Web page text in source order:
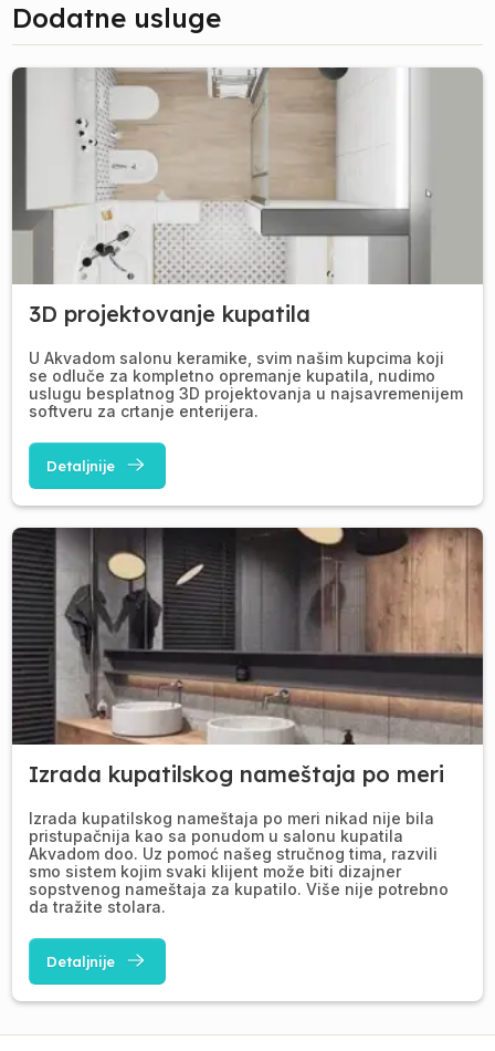
Dodatne usluge
3D projektovanje kupatila
U Akvadom salonu keramike, svim našim kupcima koji
se odluče za kompletno opremanje kupatila, nudimo
uslugu besplatnog 3D projektovanja u najsavremenijem
softveru za crtanje enterijera.
Detaljnije
Izrada kupatilskog nameštaja po meri
Izrada kupatilskog nameštaja po meri nikad nije bila
pristupačnija kao sa ponudom u salonu kupatila
Akvadom doo. Uz pomoć našeg stručnog tima, razvili
smo sistem kojim svaki klijent može biti dizajner
sopstvenog nameštaja za kupatilo. Više nije potrebno
da tražite stolara.
Detaljnije